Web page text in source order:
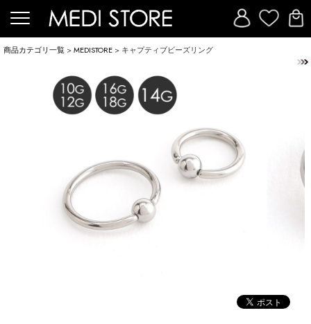
商品カテゴリ一覧 >MEDISTORE > キャプティブビーズリング